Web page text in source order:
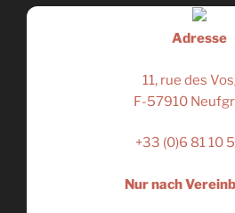
Adresse
11, rue des
F-57910
+33 (0)6 81 10
Nur nach